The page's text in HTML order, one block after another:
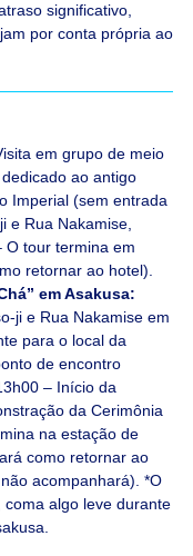
significativo,
por conta própria ao
em grupo de meio
ao antigo
Imperial (sem entrada
e Rua Nakamise,
O tour termina em
retornar ao hotel).
em Asakusa:
ji e Rua Nakamise em
para o local da
de encontro
– Início da
da Cerimônia
na estação de
como retornar ao
acompanhará). *O
algo leve durante